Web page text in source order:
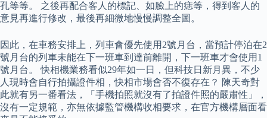
孔等等。 之後再配合客人的標記、如臉上的痣等，得到客人的
意見再進行修改，最後再細微地慢慢調整全圖。
因此，在車務安排上，列車會優先使用2號月台，當預計停泊在2
號月台的列車未能在下一班車到達前離開，下一班車才會使用1
號月台。 快相機業務看似29年如一日，但科技日新月異，不少
人現時會自行拍攝證件相，快相市場會否不復存在？ 陳天奇對
此就有另一番看法，「手機拍照就沒有了拍證件照的嚴肅性」，
沒有一定規範，亦無依據監管機構收相要求，在官方機構層面看